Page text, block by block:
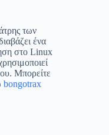
των
ένα
στο Linux
Μπορείτε
bongotrax